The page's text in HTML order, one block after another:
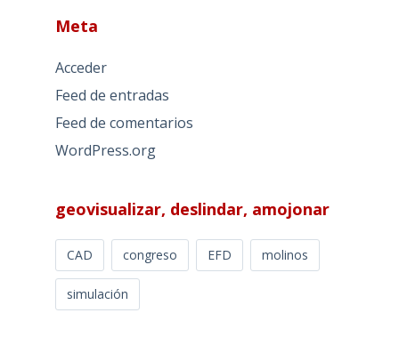
Meta
Acceder
Feed de entradas
Feed de comentarios
WordPress.org
geovisualizar, deslindar, amojonar
CAD congreso EFD molinos
simulación